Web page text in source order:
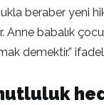
beraber yeni
Anne babalık
demektir.”